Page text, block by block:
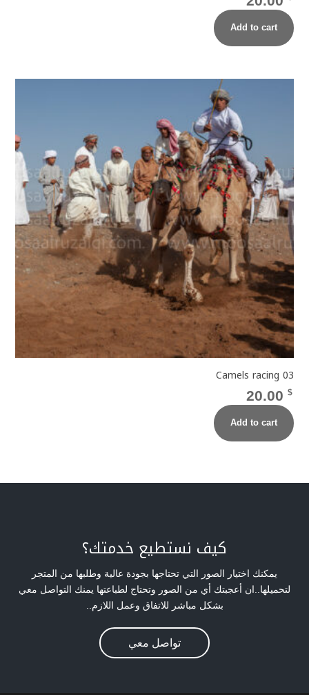
Add to cart
Camels racing 03
20.00 $
Add to cart
كيف نستطيع خدمتك؟
يمكنك اختيار الصور التي تحتاجها بجودة عالية وطلبها من المتجر
لتحميلها..ان أعجبتك أي من الصور وتحتاج لطباعتها يمنك التواصل معي
بشكل مباشر للاتفاق وعمل اللازم..
تواصل معي